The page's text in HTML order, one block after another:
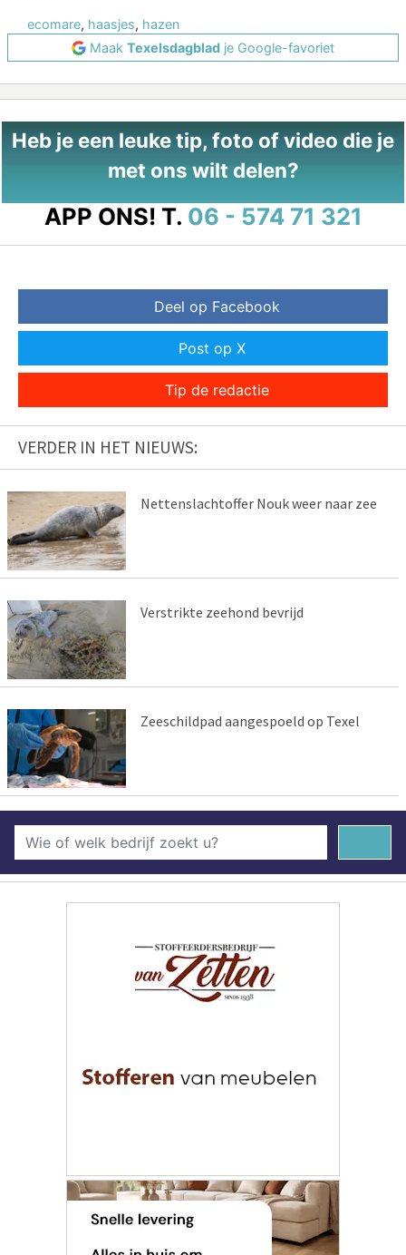
ecomare, haasjes, hazen
Maak Texelsdagblad je Google-favoriet
Heb je een leuke tip, foto of video die je
met ons wilt delen?
APP ONS! T. 06 - 574 71 321
Deel op Facebook
Post op X
Tip de redactie
VERDER IN HET NIEUWS:
Nettenslachtoffer Nouk weer naar zee
Verstrikte zeehond bevrijd
Zeeschildpad aangespoeld op Texel